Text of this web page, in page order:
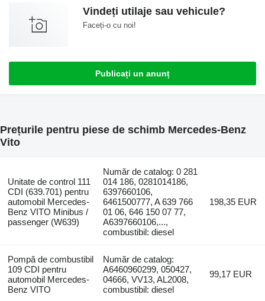
Vindeți utilaje sau vehicule?
Faceți-o cu noi!
Publicați un anunț
Prețurile pentru piese de schimb Mercedes-Benz
Vito
Unitate de control 111
CDI (639.701) pentru
automobil Mercedes-
Benz VITO Minibus /
passenger (W639)
Număr de catalog: 0 281
014 186, 0281014186,
6397660106,
6461500777, A 639 766
01 06, 646 150 07 77,
A6397660106,...,
combustibil: diesel
198,35 EUR
Pompă de combustibil
109 CDI pentru
automobil Mercedes-
Benz VITO
Număr de catalog:
A6460960299, 050427,
04666, VV13, AL2008,
combustibil: diesel
99,17 EUR